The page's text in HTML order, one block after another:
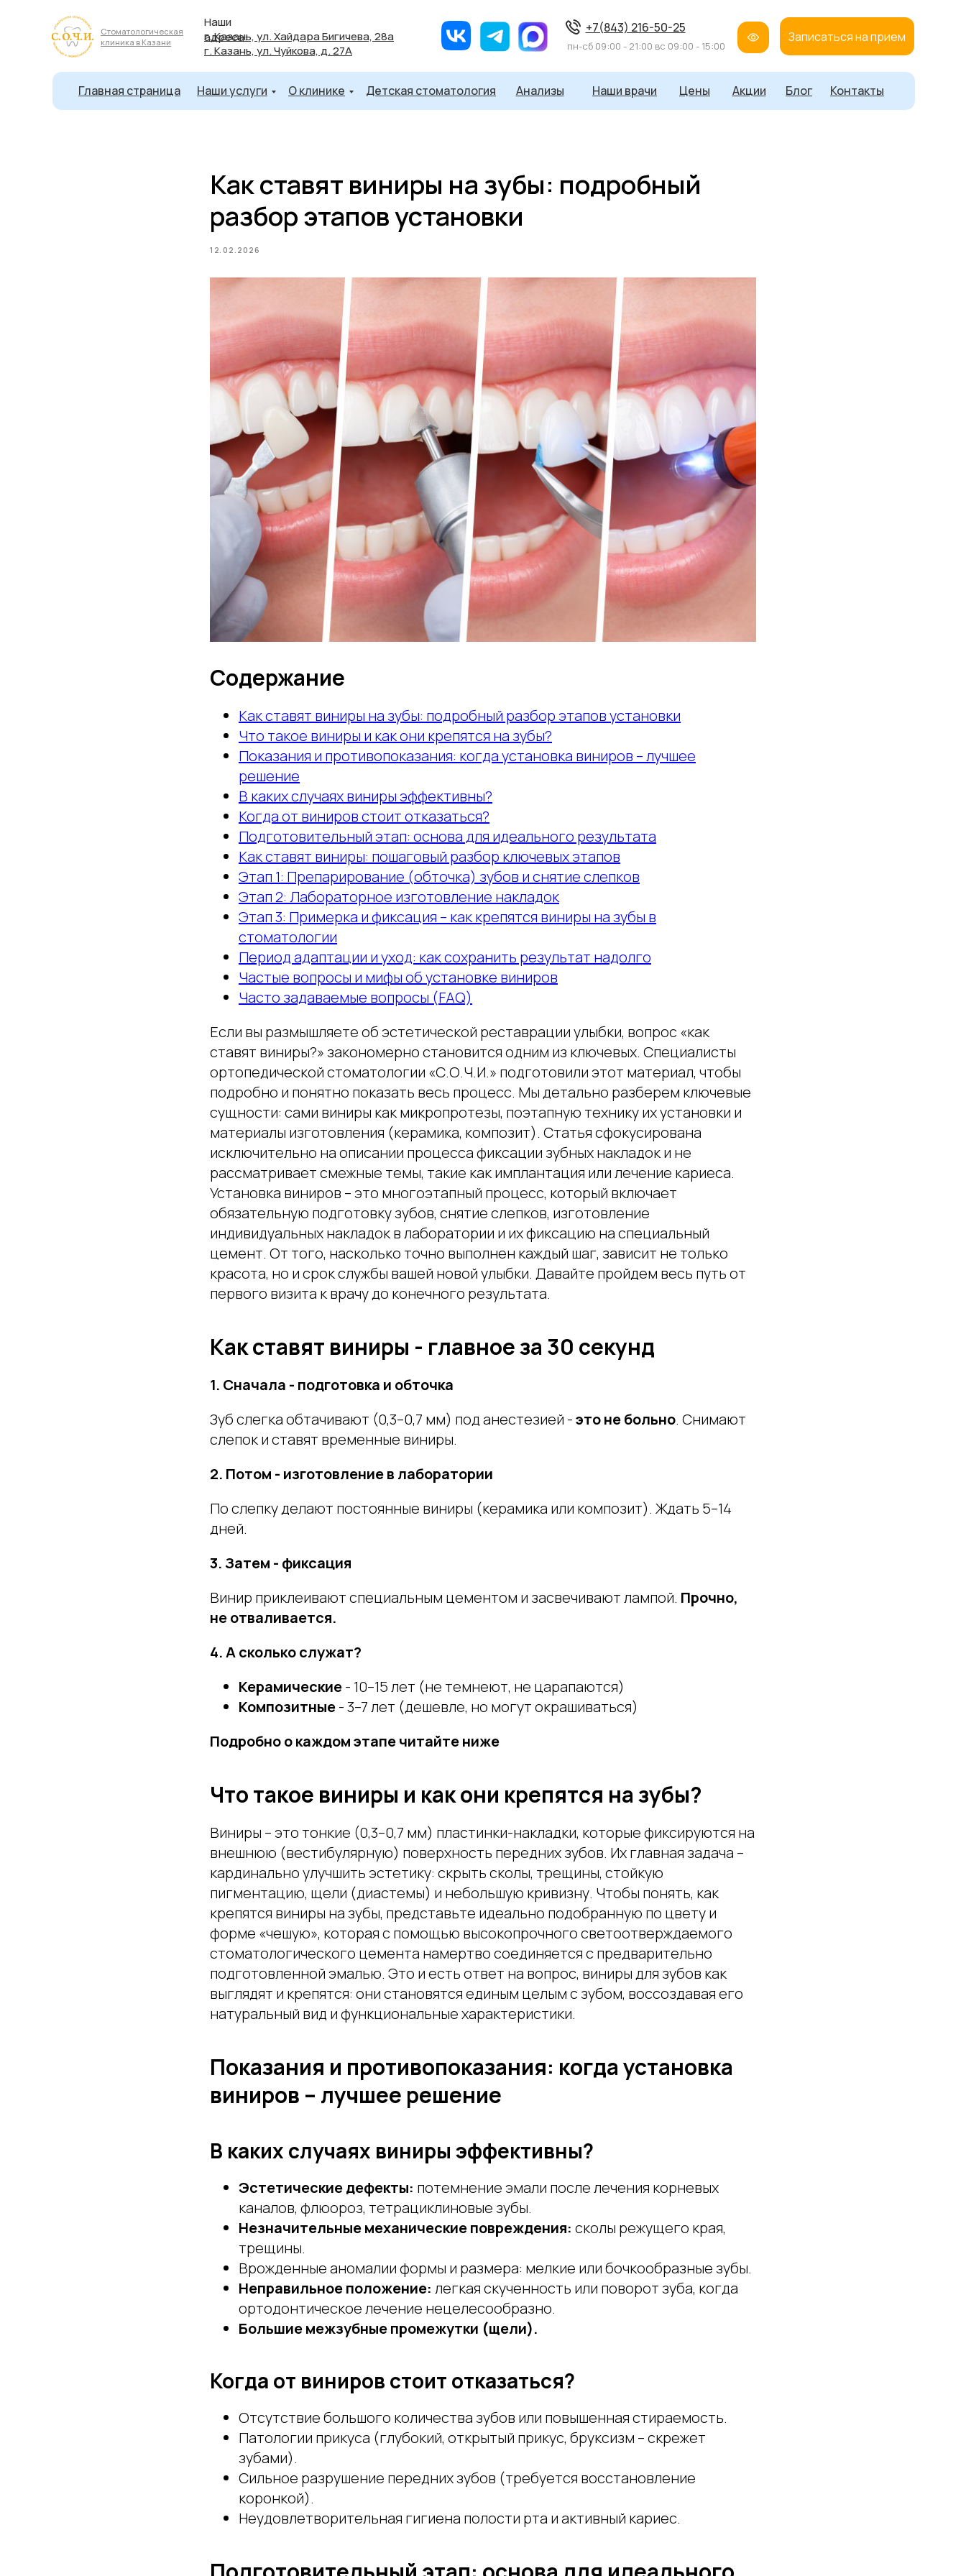
Главная страница О клинике Детская стоматология
Наши услуги Наши врачи
Анализы Акции
Цены Контакты
Блог
пн-cб 09:00 - 21:00 вс 09:00 - 15:00
Записаться на прием
+7(843) 216-50-25
г. Казань, ул. Хайдара Бигичева, 28а
Наши
адреса:
г. Казань, ул. Чуйкова, д. 27А
Стоматологическая
клиника в Казани
Как ставят виниры на зубы: подробный
разбор этапов установки
12.02.2026
Содержание
Как ставят виниры на зубы: подробный разбор этапов установки
Что такое виниры и как они крепятся на зубы?
Показания и противопоказания: когда установка виниров – лучшее
решение
В каких случаях виниры эффективны?
Когда от виниров стоит отказаться?
Подготовительный этап: основа для идеального результата
Как ставят виниры: пошаговый разбор ключевых этапов
Этап 1: Препарирование (обточка) зубов и снятие слепков
Этап 2: Лабораторное изготовление накладок
Этап 3: Примерка и фиксация – как крепятся виниры на зубы в
стоматологии
Период адаптации и уход: как сохранить результат надолго
Частые вопросы и мифы об установке виниров
Часто задаваемые вопросы (FAQ)
Если вы размышляете об эстетической реставрации улыбки, вопрос «как
ставят виниры?» закономерно становится одним из ключевых. Специалисты
ортопедической стоматологии «С.О.Ч.И.» подготовили этот материал, чтобы
подробно и понятно показать весь процесс. Мы детально разберем ключевые
сущности: сами виниры как микропротезы, поэтапную технику их установки и
материалы изготовления (керамика, композит). Статья сфокусирована
исключительно на описании процесса фиксации зубных накладок и не
рассматривает смежные темы, такие как имплантация или лечение кариеса.
Установка виниров – это многоэтапный процесс, который включает
обязательную подготовку зубов, снятие слепков, изготовление
индивидуальных накладок в лаборатории и их фиксацию на специальный
цемент. От того, насколько точно выполнен каждый шаг, зависит не только
красота, но и срок службы вашей новой улыбки. Давайте пройдем весь путь от
первого визита к врачу до конечного результата.
Как ставят виниры - главное за 30 секунд
1. Сначала - подготовка и обточка
Зуб слегка обтачивают (0,3–0,7 мм) под анестезией -это не больно. Снимают
слепок и ставят временные виниры.
2. Потом - изготовление в лаборатории
По слепку делают постоянные виниры (керамика или композит). Ждать 5–14
дней.
3. Затем - фиксация
Винир приклеивают специальным цементом и засвечивают лампой. Прочно,
не отваливается.
4. А сколько служат?
Керамические- 10–15 лет (не темнеют, не царапаются)
Композитные- 3–7 лет (дешевле, но могут окрашиваться)
Подробно о каждом этапе читайте ниже
Что такое виниры и как они крепятся на зубы?
Виниры – это тонкие (0,3–0,7 мм) пластинки-накладки, которые фиксируются на
внешнюю (вестибулярную) поверхность передних зубов. Их главная задача –
кардинально улучшить эстетику: скрыть сколы, трещины, стойкую
пигментацию, щели (диастемы) и небольшую кривизну. Чтобы понять, как
крепятся виниры на зубы, представьте идеально подобранную по цвету и
форме «чешую», которая с помощью высокопрочного светоотверждаемого
стоматологического цемента намертво соединяется с предварительно
подготовленной эмалью. Это и есть ответ на вопрос, виниры для зубов как
выглядят и крепятся: они становятся единым целым с зубом, воссоздавая его
натуральный вид и функциональные характеристики.
Показания и противопоказания: когда установка
виниров – лучшее решение
В каких случаях виниры эффективны?
Эстетические дефекты: потемнение эмали после лечения корневых
каналов, флюороз, тетрациклиновые зубы.
Незначительные механические повреждения: сколы режущего края,
трещины.
Врожденные аномалии формы и размера: мелкие или бочкообразные зубы.
Неправильное положение: легкая скученность или поворот зуба, когда
ортодонтическое лечение нецелесообразно.
Большие межзубные промежутки (щели).
Когда от виниров стоит отказаться?
Отсутствие большого количества зубов или повышенная стираемость.
Патологии прикуса (глубокий, открытый прикус, бруксизм – скрежет
зубами).
Сильное разрушение передних зубов (требуется восстановление
коронкой).
Неудовлетворительная гигиена полости рта и активный кариес.